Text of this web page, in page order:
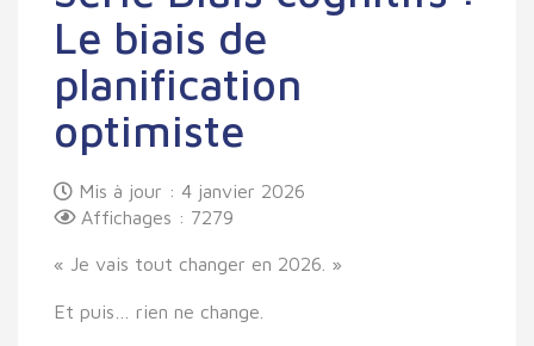
Le biais de
planification
optimiste
Mis à jour : 4 janvier 2026
Affichages : 7279
« Je vais tout changer en 2026. »
Et puis… rien ne change.